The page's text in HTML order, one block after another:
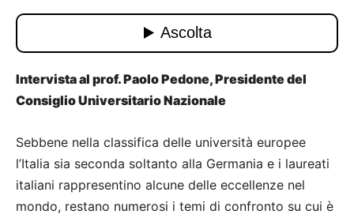
Intervista al prof. Paolo Pedone, Presidente del
Consiglio Universitario Nazionale
Sebbene nella classifica delle università europee
l’Italia sia seconda soltanto alla Germania e i laureati
italiani rappresentino alcune delle eccellenze nel
mondo, restano numerosi i temi di confronto su cui è